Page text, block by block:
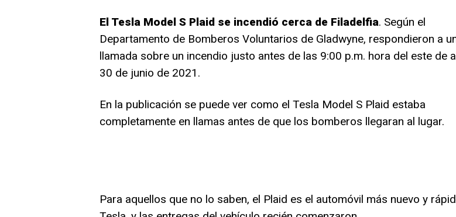
El Tesla Model S Plaid se incendió cerca de Filadelfia. Según el
Departamento de Bomberos Voluntarios de Gladwyne, respondieron a
llamada sobre un incendio justo antes de las 9:00 p.m. hora del este de
30 de junio de 2021.
En la publicación se puede ver como el Tesla Model S Plaid estaba
completamente en llamas antes de que los bomberos llegaran al lugar.
Para aquellos que no lo saben, el Plaid es el automóvil más nuevo y